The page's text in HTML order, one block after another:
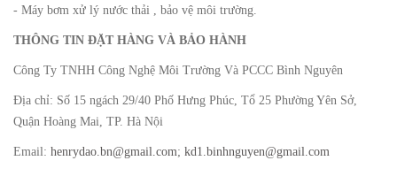
- Máy bơm xử lý nước thải , bảo vệ môi trường.
THÔNG TIN ĐẶT HÀNG VÀ BẢO HÀNH
Công Ty TNHH Công Nghệ Môi Trường Và PCCC Bình Nguyên
Địa chỉ: Số 15 ngách 29/40 Phố Hưng Phúc, Tổ 25 Phường Yên Sở,
Quận Hoàng Mai, TP. Hà Nội
Email: henrydao.bn@gmail.com; kd1.binhnguyen@gmail.com